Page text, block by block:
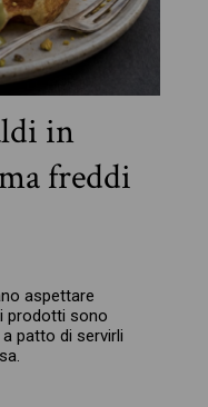
in
freddi
aspettare
prodotti sono
patto di servirli